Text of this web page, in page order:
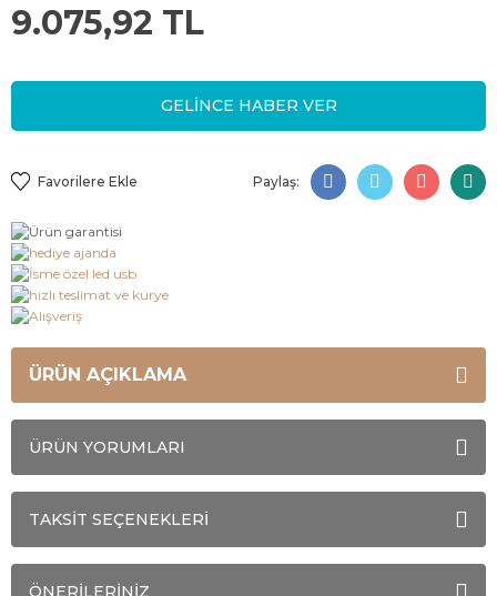
9.075,92 TL
GELİNCE HABER VER
Paylaş:
ÜRÜN AÇIKLAMA
ÜRÜN YORUMLARI
TAKSİT SEÇENEKLERİ
ÖNERİLERİNİZ